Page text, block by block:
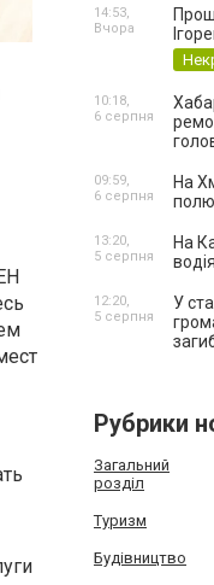
14:53,
Вчора
10:18,
6 серпня
На
09:59,
6 серпня
На
13:20,
5 серпня
У
12:20,
5 серпня
Рубрики
Загальний
розділ
Туризм
Будівництво